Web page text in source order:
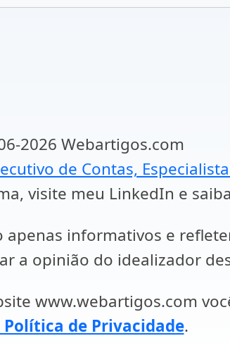
2026 Webartigos.com
de Contas,
visite meu LinkedIn e
informativos e
a opinião do idealizador
www.webartigos.com
Política de Privacidade.